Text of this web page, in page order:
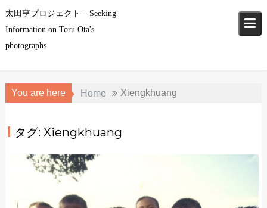
to
content
太田亨プロジェクト – Seeking
Information on Toru Ota's
photographs
You are here Home Xiengkhuang
タグ: Xiengkhuang